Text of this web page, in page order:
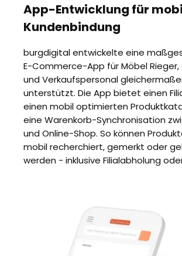
App-Entwicklung für
Kundenbindung
burgdigital entwickelte eine
E-Commerce-App für Möbel Rieger,
und Verkaufspersonal
unterstützt. Die App bietet einen
einen mobil optimierten
eine Warenkorb-Synchronisation
und Online-Shop. So können
mobil recherchiert, gemerkt oder
werden - inklusive Filialabholung